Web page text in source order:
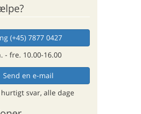
(+45) 7877 0427
- fre. 10.00-16.00
Send en e-mail
svar, alle dage